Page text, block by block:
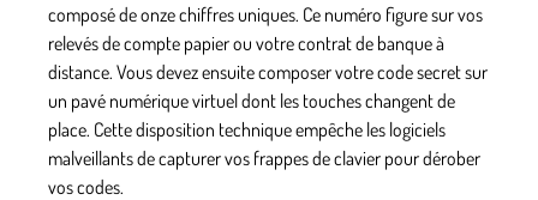
composé de onze chiffres uniques. Ce numéro figure sur vos
relevés de compte papier ou votre contrat de banque à
distance. Vous devez ensuite composer votre code secret sur
un pavé numérique virtuel dont les touches changent de
place. Cette disposition technique empêche les logiciels
malveillants de capturer vos frappes de clavier pour dérober
vos codes.